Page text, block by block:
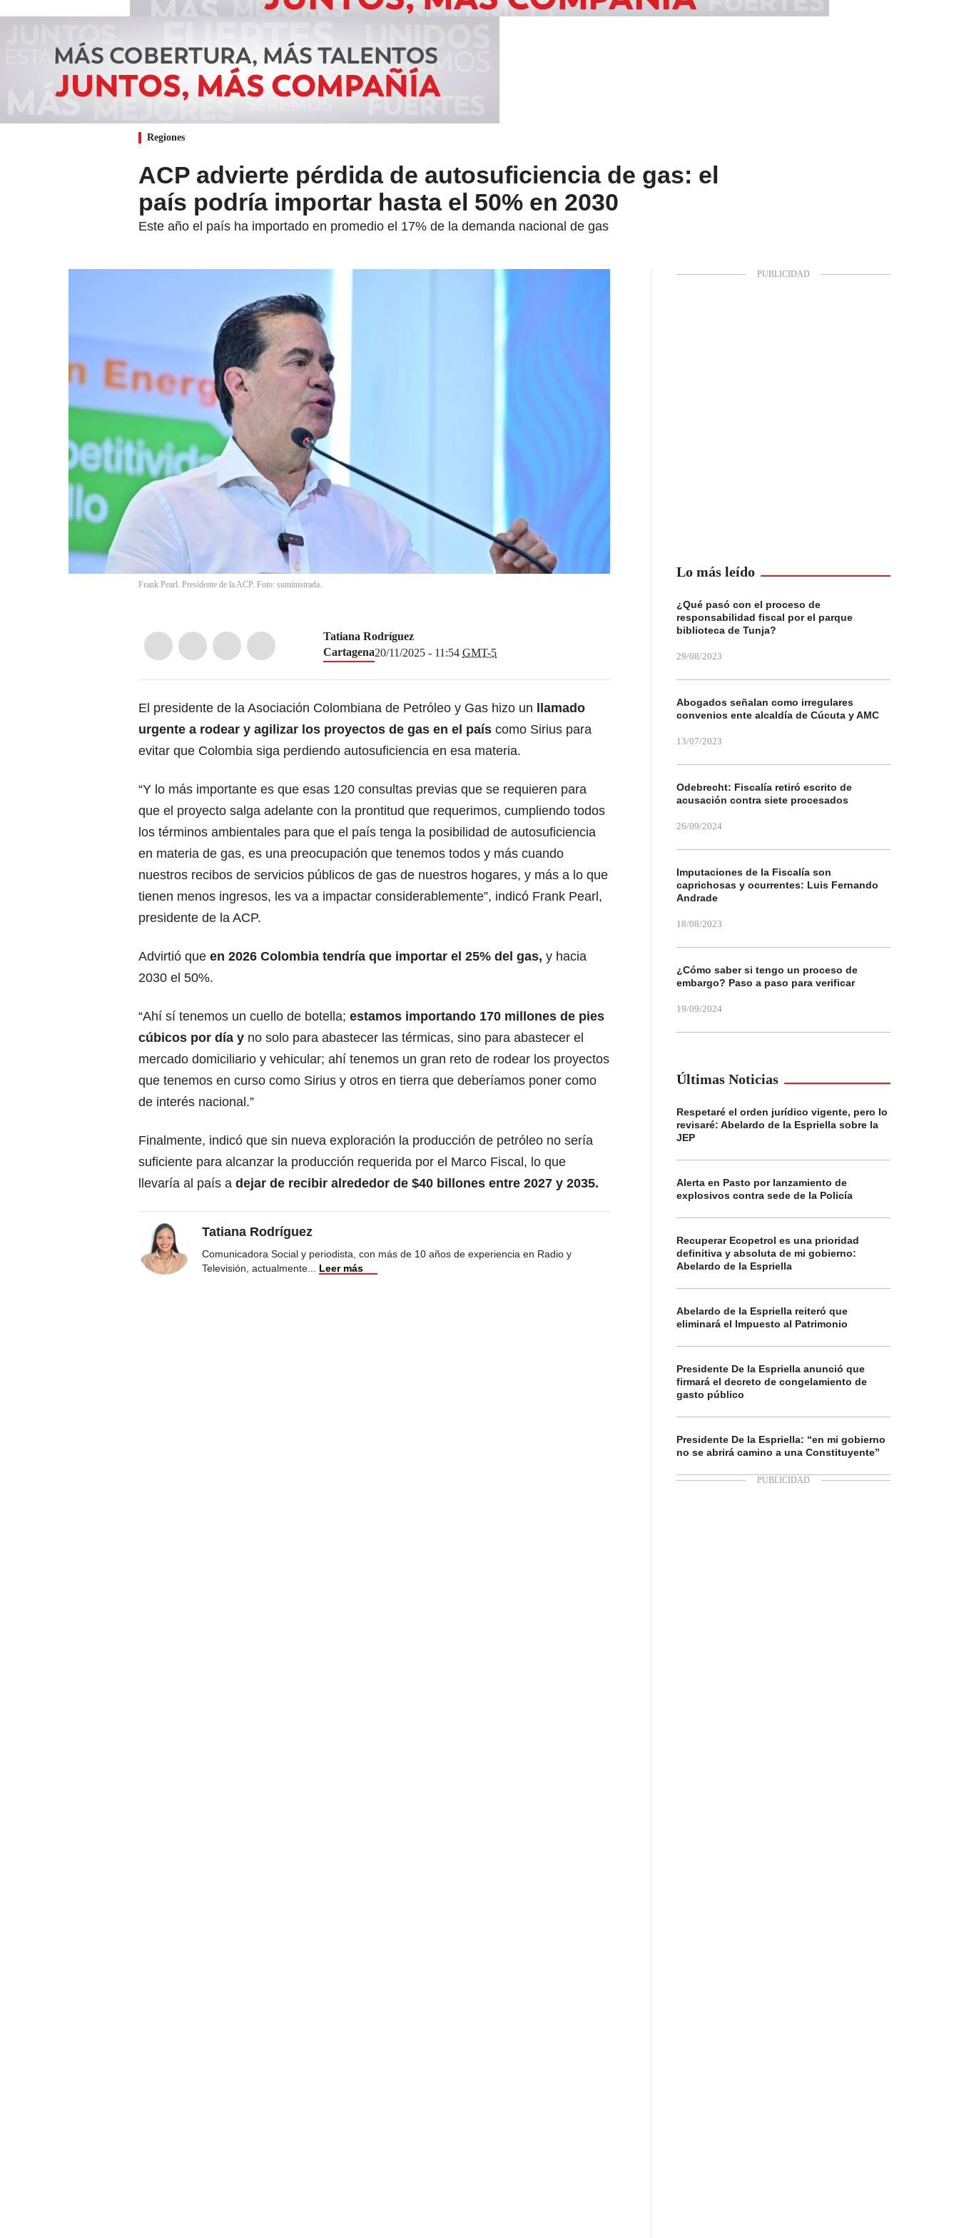
Regiones
ACP advierte pérdida de autosuficiencia de gas: el
país podría importar hasta el 50% en 2030
Este año el país ha importado en promedio el 17% de la demanda nacional de gas
Frank Pearl. Presidente de la ACP. Foto: suministrada.
Tatiana Rodríguez
Cartagena20/11/2025 - 11:54 GMT-5
El presidente de la Asociación Colombiana de Petróleo y Gas hizo un llamado
urgente a rodear y agilizar los proyectos de gas en el país como Sirius para
evitar que Colombia siga perdiendo autosuficiencia en esa materia.
“Y lo más importante es que esas 120 consultas previas que se requieren para
que el proyecto salga adelante con la prontitud que requerimos, cumpliendo todos
los términos ambientales para que el país tenga la posibilidad de autosuficiencia
en materia de gas, es una preocupación que tenemos todos y más cuando
nuestros recibos de servicios públicos de gas de nuestros hogares, y más a lo que
tienen menos ingresos, les va a impactar considerablemente”, indicó Frank Pearl,
presidente de la ACP.
Advirtió que en 2026 Colombia tendría que importar el 25% del gas, y hacia
2030 el 50%.
“Ahí sí tenemos un cuello de botella; estamos importando 170 millones de pies
cúbicos por día y no solo para abastecer las térmicas, sino para abastecer el
mercado domiciliario y vehicular; ahí tenemos un gran reto de rodear los proyectos
que tenemos en curso como Sirius y otros en tierra que deberíamos poner como
de interés nacional.”
Finalmente, indicó que sin nueva exploración la producción de petróleo no sería
suficiente para alcanzar la producción requerida por el Marco Fiscal, lo que
llevaría al país a dejar de recibir alrededor de $40 billones entre 2027 y 2035.
Tatiana Rodríguez
Comunicadora Social y periodista, con más de 10 años de experiencia en Radio y
Televisión, actualmente
Leer más
Lo más leído
¿Qué pasó con el proceso de
responsabilidad fiscal por el parque
biblioteca de Tunja?
29/08/2023
Abogados señalan como irregulares
convenios ente alcaldía de Cúcuta y AMC
13/07/2023
Odebrecht: Fiscalía retiró escrito de
acusación contra siete procesados
26/09/2024
Imputaciones de la Fiscalía son
caprichosas y ocurrentes: Luis Fernando
Andrade
18/08/2023
¿Cómo saber si tengo un proceso de
embargo? Paso a paso para verificar
19/09/2024
Últimas Noticias
Respetaré el orden jurídico vigente, pero lo
revisaré: Abelardo de la Espriella sobre la
JEP
Alerta en Pasto por lanzamiento de
explosivos contra sede de la Policía
Recuperar Ecopetrol es una prioridad
definitiva y absoluta de mi gobierno:
Abelardo de la Espriella
Abelardo de la Espriella reiteró que
eliminará el Impuesto al Patrimonio
Presidente De la Espriella anunció que
firmará el decreto de congelamiento de
gasto público
Presidente De la Espriella: “en mi gobierno
no se abrirá camino a una Constituyente”